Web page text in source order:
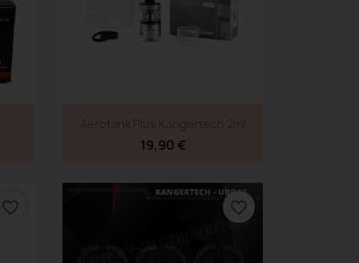
Aperçu rapide
Aerotank Plus Kangertech 2ml
19,90 €
favorite_border favorite_border